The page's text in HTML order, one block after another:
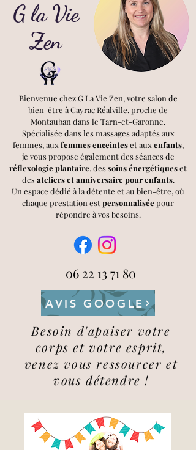
G la Vie
Zen
Bienvenue chez G La Vie Zen, votre salon de
bien-être à Cayrac Réalville, proche de
Montauban dans le Tarn-et-Garonne.
Spécialisée dans les massages adaptés aux
femmes, aux femmes enceinteset aux enfants,
je vous propose également des séances de
réflexologie plantaire, dessoins énergétiqueset
desateliers et anniversaire pour enfants.
Un espace dédié à la détente et au bien-être, où
chaque prestation estpersonnalisée pour
répondre à vos besoins.
06 22 13 71 80
AVIS GOOGLE
Besoin d'apaiser votre
corps et votre esprit,
venez vous ressourcer et
vous détendre !